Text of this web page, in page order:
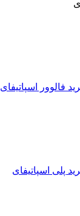
فالوور اسپاتیفای
پلی اسپاتیفای